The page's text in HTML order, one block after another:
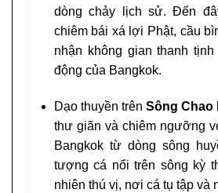
dòng chảy lịch sử. Đến
chiêm bái xá lợi Phật, cầu
nhận không gian thanh
động của Bangkok.
Dạo thuyền trên Sông Chao
thư giãn và chiêm ngưỡng
Bangkok từ dòng sông
tượng cá nổi trên sông kỳ
nhiên thú vị, nơi cá tụ tập và